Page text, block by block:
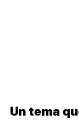
Un tema